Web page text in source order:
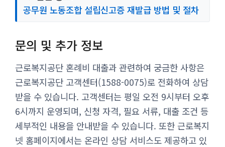
공무원 노동조합 설립신고증 재발급 방법 및 절차
문의 및 추가 정보
근로복지공단 혼례비 대출과 관련하여 궁금한 사항은
근로복지공단 고객센터(1588-0075)로 전화하여 상담
받을 수 있습니다. 고객센터는 평일 오전 9시부터 오후
6시까지 운영되며, 신청 자격, 필요 서류, 대출 조건 등
세부적인 내용을 안내받을 수 있습니다. 또한 근로복지
넷 홈페이지에서는 온라인 상담 서비스도 제공하고 있